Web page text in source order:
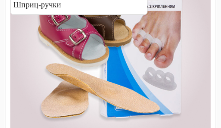
Шприц-ручки